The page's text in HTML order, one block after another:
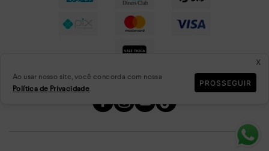
x
Ao usar nosso site, você concorda com nossa
Política de Privacidade.
PROSSEGUIR